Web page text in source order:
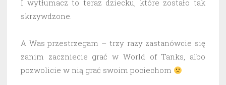
I wytłumacz to teraz dziecku, które zostało tak
skrzywdzone.
A Was przestrzegam – trzy razy zastanówcie się
zanim zaczniecie grać w World of Tanks, albo
pozwolicie w nią grać swoim pociechom